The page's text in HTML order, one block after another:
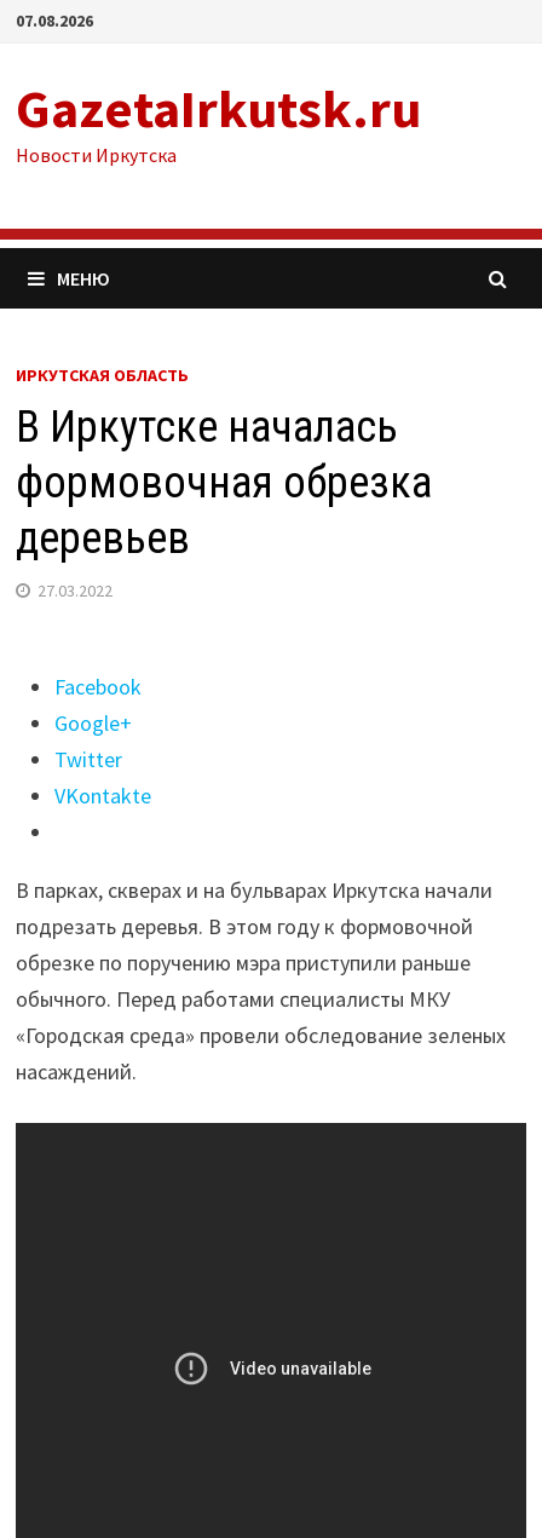
Перейти
07.08.2026
GazetaIrkutsk.ru
Новости Иркутска
МЕНЮ
ИРКУТСКАЯ ОБЛАСТЬ
В Иркутске началась
формовочная обрезка
деревьев
27.03.2022
Поделиться
"В
Иркутске
началась
формовочная
деревьев"
Facebook
Google+
Twitter
VKontakte
В парках, скверах и на бульварах Иркутска начали
подрезать деревья. В этом году к формовочной
обрезке по поручению мэра приступили раньше
обычного. Перед работами специалисты МКУ
«Городская среда» провели обследование зеленых
насаждений.